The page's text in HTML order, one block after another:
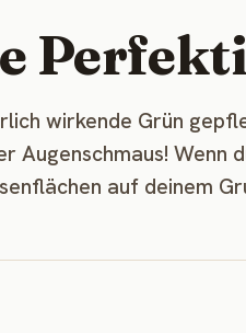
wirkende Grün
Augenschmaus! Wenn
auf deinem